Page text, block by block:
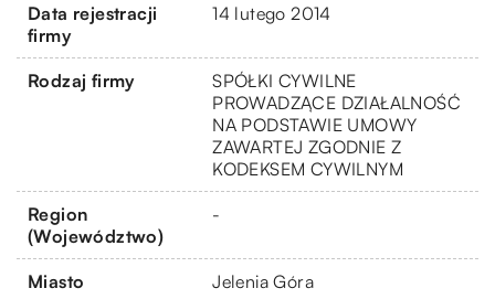
Data rejestracji
firmy
14 lutego 2014
Rodzaj firmy
SPÓŁKI CYWILNE
PROWADZĄCE DZIAŁALNOŚĆ
NA PODSTAWIE UMOWY
ZAWARTEJ ZGODNIE Z
KODEKSEM CYWILNYM
Region
(Województwo)
-
Miasto Jelenia Góra